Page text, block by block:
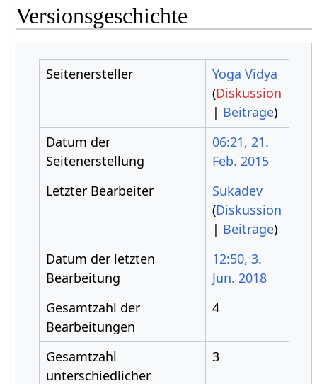
Versionsgeschichte
Seitenersteller
Yoga Vidya
(Diskussion
| Beiträge)
Datum der
Seitenerstellung
06:21, 21.
Feb. 2015
Letzter Bearbeiter
Sukadev
(Diskussion
| Beiträge)
Datum der letzten
Bearbeitung
12:50, 3.
Jun. 2018
Gesamtzahl der
Bearbeitungen
4
Gesamtzahl
unterschiedlicher
3